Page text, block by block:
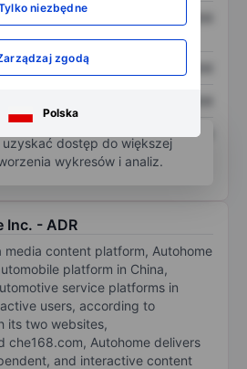
niezbędne
zgodą
Polska
XXXXXXX
XXXXXXX
XXXXXXX XXXXXXX
uzyskać dostęp do większej
wykresów i analiz.
Inc. - ADR
media content platform, Autohome
platform in China,
service platforms in
users, according to
its two websites,
che168.com, Autohome delivers
and interactive content